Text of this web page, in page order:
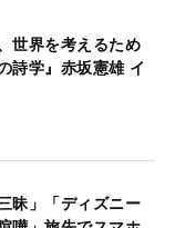
世界を考えるため
詩学』赤坂憲雄 イ
昧」「ディズニー